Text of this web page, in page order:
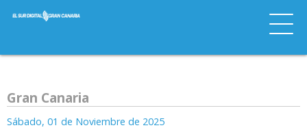
Gran Canaria
Sábado, 01 de Noviembre de 2025